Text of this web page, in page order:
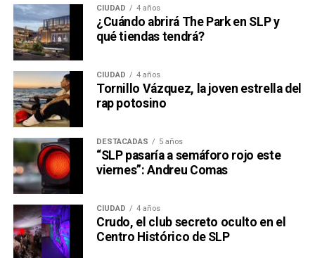
CIUDAD 4 años
¿Cuándo abrirá The Park en SLP y
qué tiendas tendrá?
CIUDAD 4 años
Tornillo Vázquez, la joven estrella del
rap potosino
DESTACADAS 5 años
“SLP pasaría a semáforo rojo este
viernes”: Andreu Comas
CIUDAD 4 años
Crudo, el club secreto oculto en el
Centro Histórico de SLP